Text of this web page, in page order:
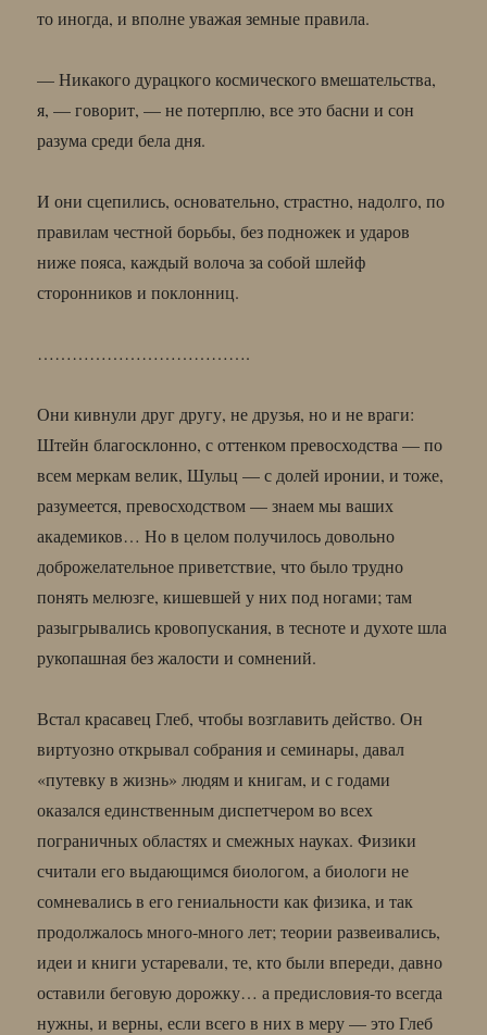
то иногда, и вполне уважая земные правила.
— Никакого дурацкого космического вмешательства,
я, — говорит, — не потерплю, все это басни и сон
разума среди бела дня.
И они сцепились, основательно, страстно, надолго, по
правилам честной борьбы, без подножек и ударов
ниже пояса, каждый волоча за собой шлейф
сторонников и поклонниц.
……………………………….
Они кивнули друг другу, не друзья, но и не враги:
Штейн благосклонно, с оттенком превосходства — по
всем меркам велик, Шульц — с долей иронии, и тоже,
разумеется, превосходством — знаем мы ваших
академиков… Но в целом получилось довольно
доброжелательное приветствие, что было трудно
понять мелюзге, кишевшей у них под ногами; там
разыгрывались кровопускания, в тесноте и духоте шла
рукопашная без жалости и сомнений.
Встал красавец Глеб, чтобы возглавить действо. Он
виртуозно открывал собрания и семинары, давал
«путевку в жизнь» людям и книгам, и с годами
оказался единственным диспетчером во всех
пограничных областях и смежных науках. Физики
считали его выдающимся биологом, а биологи не
сомневались в его гениальности как физика, и так
продолжалось много-много лет; теории развеивались,
идеи и книги устаревали, те, кто были впереди, давно
оставили беговую дорожку… а предисловия-то всегда
нужны, и верны, если всего в них в меру — это Глеб